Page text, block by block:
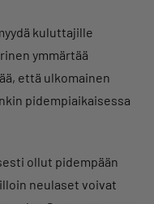
kuluttajille
ymmärtää
että ulkomainen
pidempiaikaisessa
ollut pidempään
neulaset voivat